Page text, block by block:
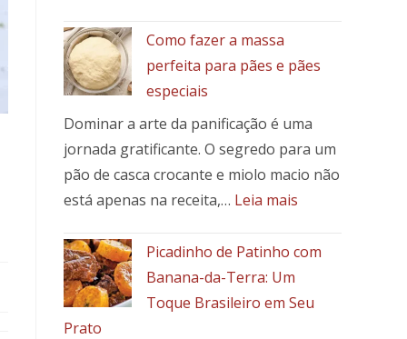
Como fazer a massa
perfeita para pães e pães
especiais
Dominar a arte da panificação é uma
jornada gratificante. O segredo para um
pão de casca crocante e miolo macio não
está apenas na receita,… Leia mais
perfeita
Picadinho de Patinho com
Banana-da-Terra: Um
Toque Brasileiro em Seu
Prato